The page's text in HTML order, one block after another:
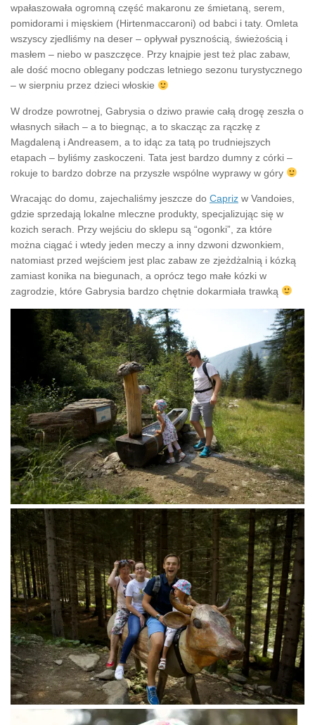
wpałaszowała ogromną część makaronu ze śmietaną, serem,
pomidorami i mięskiem (Hirtenmaccaroni) od babci i taty. Omleta
wszyscy zjedliśmy na deser – opływał pysznością, świeżością i
masłem – niebo w paszczęce. Przy knajpie jest też plac zabaw,
ale dość mocno oblegany podczas letniego sezonu turystycznego
– w sierpniu przez dzieci włoskie
W drodze powrotnej, Gabrysia o dziwo prawie całą drogę zeszła o
własnych siłach – a to biegnąc, a to skacząc za rączkę z
Magdaleną i Andreasem, a to idąc za tatą po trudniejszych
etapach – byliśmy zaskoczeni. Tata jest bardzo dumny z córki –
rokuje to bardzo dobrze na przyszłe wspólne wyprawy w góry
Wracając do domu, zajechaliśmy jeszcze do Capriz w Vandoies,
gdzie sprzedają lokalne mleczne produkty, specjalizując się w
kozich serach. Przy wejściu do sklepu są “ogonki”, za które
można ciągać i wtedy jeden meczy a inny dzwoni dzwonkiem,
natomiast przed wejściem jest plac zabaw ze zjeżdżalnią i kózką
zamiast konika na biegunach, a oprócz tego małe kózki w
zagrodzie, które Gabrysia bardzo chętnie dokarmiała trawką